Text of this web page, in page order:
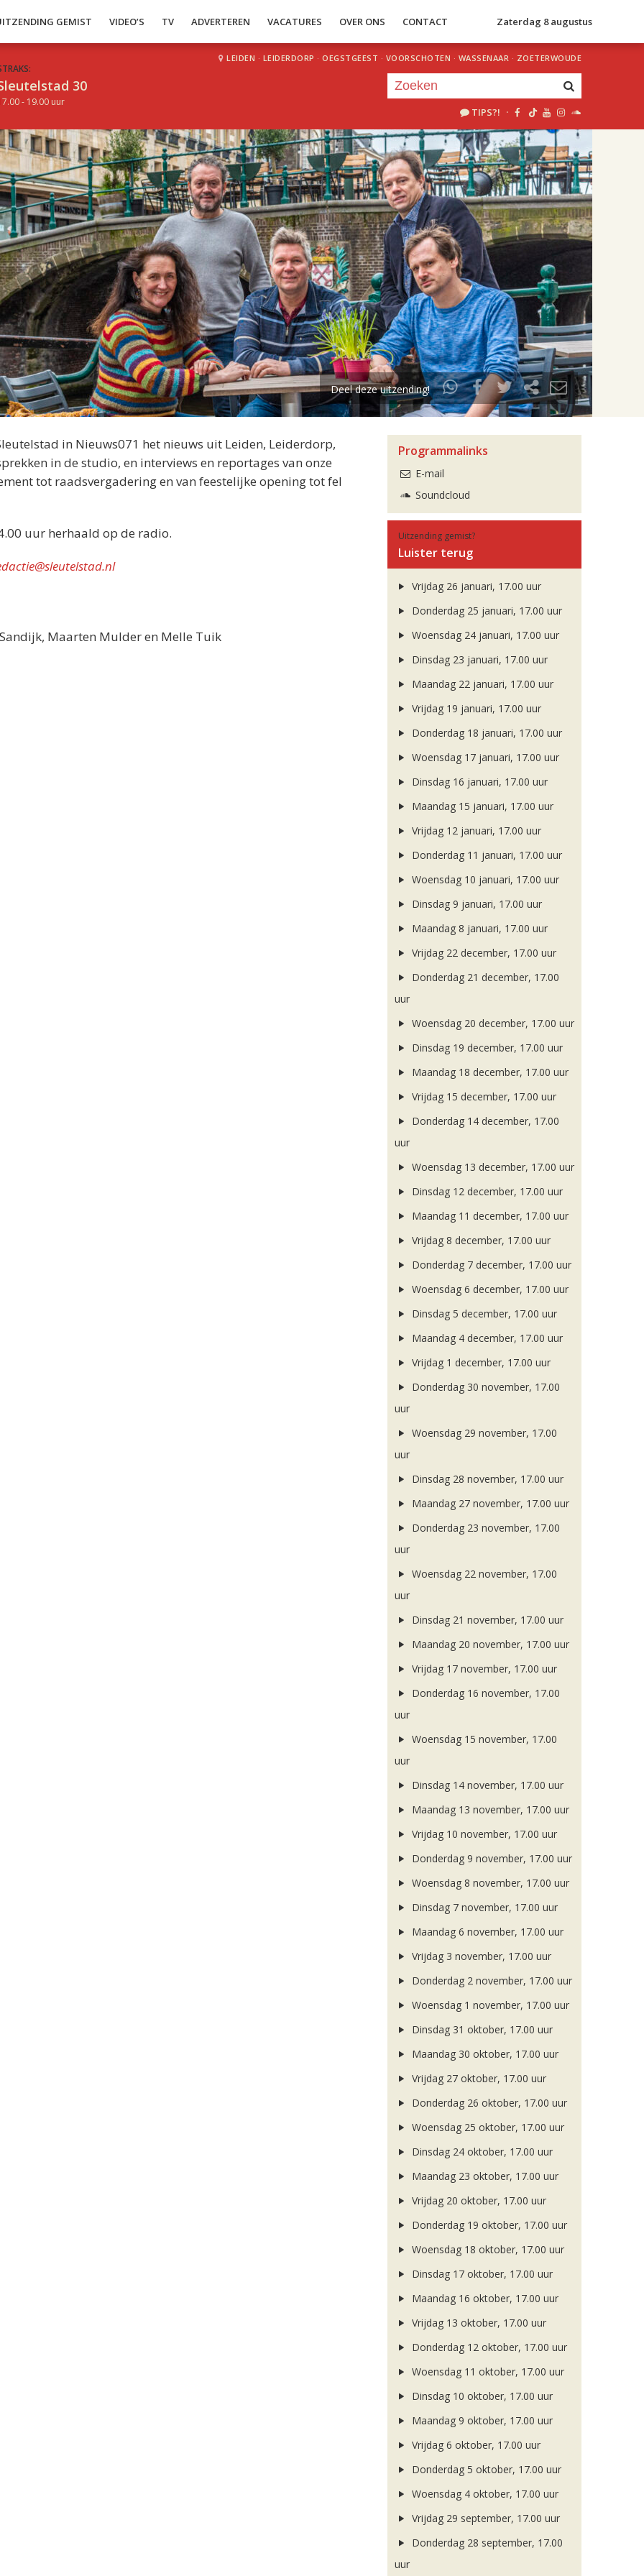
GEMIST VIDEO’S TV ADVERTEREN VACATURES OVER ONS CONTACT Zaterdag 8 augustus
30
- 19.00 uur
LEIDEN · LEIDERDORP · OEGSTGEEST · VOORSCHOTEN · WASSENAAR · ZOETERWOUDE
TIPS?! ·
18.00
Je luistert nu naaruur 1 van 1
«Vorig uur Volgend uur»
Deel deze uitzending!
in Nieuws071 het nieuws uit Leiden, Leiderdorp,
in de studio, en interviews en reportages van onze
tot raadsvergadering en van feestelijke opening tot fel
uur herhaald op de radio.
Maarten Mulder en Melle Tuik
Programmalinks
E-mail
Soundcloud
Uitzending gemist?
Luister terug
Vrijdag 26 januari, 17.00 uur
Donderdag 25 januari, 17.00 uur
Woensdag 24 januari, 17.00 uur
Dinsdag 23 januari, 17.00 uur
Maandag 22 januari, 17.00 uur
Vrijdag 19 januari, 17.00 uur
Donderdag 18 januari, 17.00 uur
Woensdag 17 januari, 17.00 uur
Dinsdag 16 januari, 17.00 uur
Maandag 15 januari, 17.00 uur
Vrijdag 12 januari, 17.00 uur
Donderdag 11 januari, 17.00 uur
Woensdag 10 januari, 17.00 uur
Dinsdag 9 januari, 17.00 uur
Maandag 8 januari, 17.00 uur
Vrijdag 22 december, 17.00 uur
Donderdag 21 december, 17.00
uur
Woensdag 20 december, 17.00 uur
Dinsdag 19 december, 17.00 uur
Maandag 18 december, 17.00 uur
Vrijdag 15 december, 17.00 uur
Donderdag 14 december, 17.00
uur
Woensdag 13 december, 17.00 uur
Dinsdag 12 december, 17.00 uur
Maandag 11 december, 17.00 uur
Vrijdag 8 december, 17.00 uur
Donderdag 7 december, 17.00 uur
Woensdag 6 december, 17.00 uur
Dinsdag 5 december, 17.00 uur
Maandag 4 december, 17.00 uur
Vrijdag 1 december, 17.00 uur
Donderdag 30 november, 17.00
uur
Woensdag 29 november, 17.00
uur
Dinsdag 28 november, 17.00 uur
Maandag 27 november, 17.00 uur
Donderdag 23 november, 17.00
uur
Woensdag 22 november, 17.00
uur
Dinsdag 21 november, 17.00 uur
Maandag 20 november, 17.00 uur
Vrijdag 17 november, 17.00 uur
Donderdag 16 november, 17.00
uur
Woensdag 15 november, 17.00
uur
Dinsdag 14 november, 17.00 uur
Maandag 13 november, 17.00 uur
Vrijdag 10 november, 17.00 uur
Donderdag 9 november, 17.00 uur
Woensdag 8 november, 17.00 uur
Dinsdag 7 november, 17.00 uur
Maandag 6 november, 17.00 uur
Vrijdag 3 november, 17.00 uur
Donderdag 2 november, 17.00 uur
Woensdag 1 november, 17.00 uur
Dinsdag 31 oktober, 17.00 uur
Maandag 30 oktober, 17.00 uur
Vrijdag 27 oktober, 17.00 uur
Donderdag 26 oktober, 17.00 uur
Woensdag 25 oktober, 17.00 uur
Dinsdag 24 oktober, 17.00 uur
Maandag 23 oktober, 17.00 uur
Vrijdag 20 oktober, 17.00 uur
Donderdag 19 oktober, 17.00 uur
Woensdag 18 oktober, 17.00 uur
Dinsdag 17 oktober, 17.00 uur
Maandag 16 oktober, 17.00 uur
Vrijdag 13 oktober, 17.00 uur
Donderdag 12 oktober, 17.00 uur
Woensdag 11 oktober, 17.00 uur
Dinsdag 10 oktober, 17.00 uur
Maandag 9 oktober, 17.00 uur
Vrijdag 6 oktober, 17.00 uur
Donderdag 5 oktober, 17.00 uur
Woensdag 4 oktober, 17.00 uur
Vrijdag 29 september, 17.00 uur
Donderdag 28 september, 17.00
uur